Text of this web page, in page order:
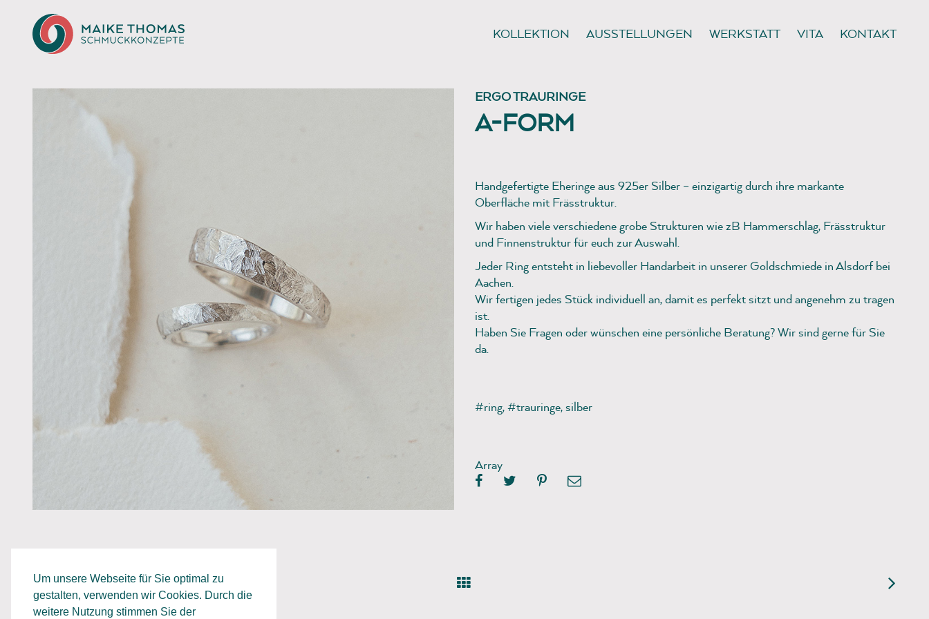
Um unsere Webseite für Sie optimal zu
gestalten, verwenden wir Cookies. Durch die
weitere Nutzung stimmen Sie der
KOLLEKTION AUSSTELLUNGEN WERKSTATT VITA KONTAKT
ERGO TRAURINGE
A-FORM
Handgefertigte Eheringe aus 925er Silber – einzigartig durch ihre markante
Oberfläche mit Frässtruktur.
Wir haben viele verschiedene grobe Strukturen wie zB Hammerschlag, Frässtruktur
und Finnenstruktur für euch zur Auswahl.
Jeder Ring entsteht in liebevoller Handarbeit in unserer Goldschmiede in Alsdorf bei
Aachen.
Wir fertigen jedes Stück individuell an, damit es perfekt sitzt und angenehm zu tragen
ist.
Haben Sie Fragen oder wünschen eine persönliche Beratung? Wir sind gerne für Sie
da.
#ring,#trauringe,silber
Array